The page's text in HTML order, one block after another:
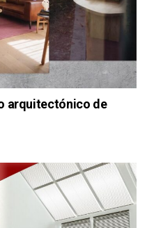
arquitectónico de